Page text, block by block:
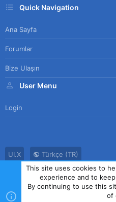
Quick Navigation
Ana Sayfa
Forumlar
Bize Ulaşın
User Menu
Login
UI.X
Türkçe (TR)
Bize Ulaşın
Kullanım Sözleşmesi
Ana Sayfa
R
S
This site uses cookies to
experience and to
By continuing to use this
of